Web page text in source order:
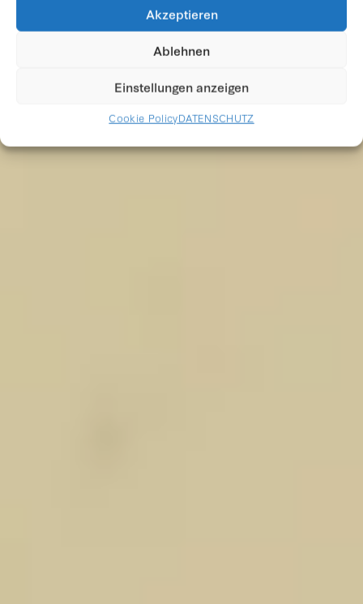
Akzeptieren
Ablehnen
Einstellungen anzeigen
Cookie PolicyDATENSCHUTZ
ANDY WARHOL